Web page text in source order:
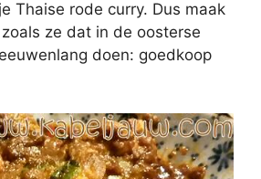
Thaise rode curry. Dus maak
ze dat in de oosterse
doen: goedkoop